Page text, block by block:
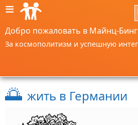
≡
Добро пожаловать в Майнц-
За космополитизм и успешную
🌅 жить в Германии